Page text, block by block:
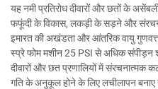
यह नमी प्रतिरोध दीवारों और छतों के
फफूंदी के विकास, लकड़ी के सड़ने और
इमारत की अखंडता और आंतरिक वायु
स्प्रे फोम मशीन 25 PSI से अधिक संपीड़न
दीवारों और छत प्रणालियों में संरचनात्मक
गति के अनुकूल होने के लिए लचीलापन बनाए